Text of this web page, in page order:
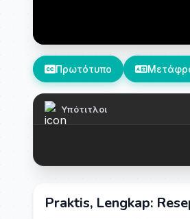
Πρωτότυπο
Υπότιτλοι
Praktis, Lengkap: